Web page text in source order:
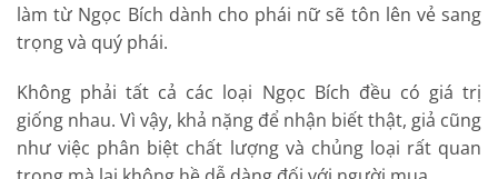
làm từ Ngọc Bích dành cho phái nữ sẽ tôn lên vẻ sang
trọng và quý phái.
Không phải tất cả các loại Ngọc Bích đều có giá trị
giống nhau. Vì vậy, khả nặng để nhận biết thật, giả cũng
như việc phân biệt chất lượng và chủng loại rất quan